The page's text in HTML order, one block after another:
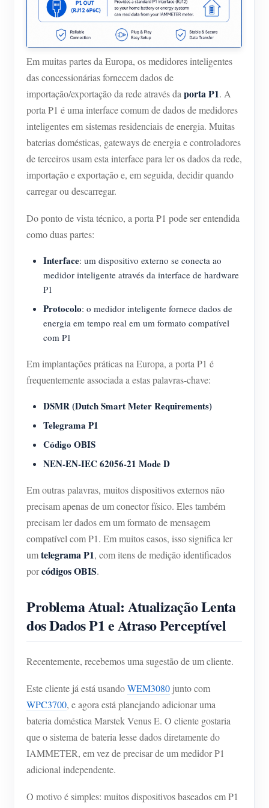
Blog
App Loja
Explorar site
Ranking FV
Em muitas partes da Europa, os medidores inteligentes
das concessionárias fornecem dados de
importação/exportação da rede através daporta P1. A
porta P1 é uma interface comum de dados de medidores
inteligentes em sistemas residenciais de energia. Muitas
baterias domésticas, gateways de energia e controladores
de terceiros usam esta interface para ler os dados da rede,
importação e exportação e, em seguida, decidir quando
carregar ou descarregar.
Do ponto de vista técnico, a porta P1 pode ser entendida
como duas partes:
Interface: um dispositivo externo se conecta ao
medidor inteligente através da interface de hardware
P1
Protocolo: o medidor inteligente fornece dados de
energia em tempo real em um formato compatível
com P1
Em implantações práticas na Europa, a porta P1 é
frequentemente associada a estas palavras-chave:
DSMR (Dutch Smart Meter Requirements)
Telegrama P1
Código OBIS
NEN-EN-IEC 62056-21 Mode D
Em outras palavras, muitos dispositivos externos não
precisam apenas de um conector físico. Eles também
precisam ler dados em um formato de mensagem
compatível com P1. Em muitos casos, isso significa ler
umtelegrama P1, com itens de medição identificados
porcódigos OBIS.
Problema Atual: Atualização Lenta
dos Dados P1 e Atraso Perceptível
Recentemente, recebemos uma sugestão de um cliente.
Este cliente já está usandoWEM3080 junto com
WPC3700, e agora está planejando adicionar uma
bateria doméstica Marstek Venus E. O cliente gostaria
que o sistema de bateria lesse dados diretamente do
IAMMETER, em vez de precisar de um medidor P1
adicional independente.
O motivo é simples: muitos dispositivos baseados em P1